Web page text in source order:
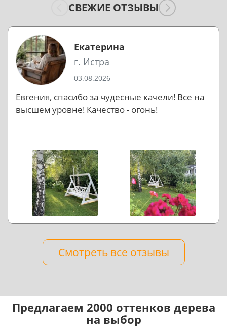
СВЕЖИЕ ОТЗЫВЫ
Екатерина
г. Истра
03.08.2026
Евгения, спасибо за чудесные качели! Все на
высшем уровне! Качество - огонь!
Смотреть все отзывы
Предлагаем 2000 оттенков дерева
на выбор